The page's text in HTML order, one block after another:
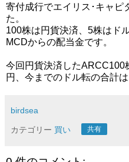
寄付成行でエイリス･キャピ
た。
100株は円貨決済、5株はド
MCDからの配当金です。
今回円貨決済したARCC100
円、今までのドル転の合計
birdsea
カテゴリー 買い 共有